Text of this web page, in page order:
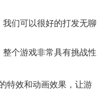
们可以很好的打发无聊
个游戏非常具有挑战性
特效和动画效果，让游